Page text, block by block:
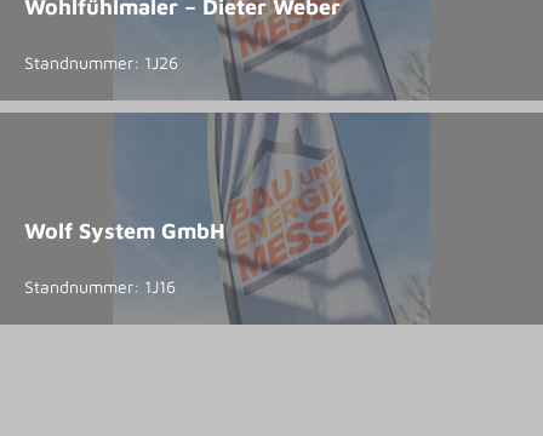
Wohlfühlmaler – Dieter Weber
Standnummer: 1J26
Wolf System GmbH
Standnummer: 1J16